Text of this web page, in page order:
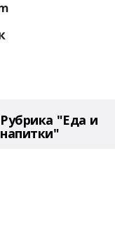
Рубрика "Еда и
напитки"